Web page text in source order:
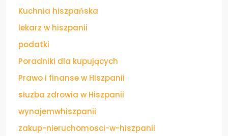
Kuchnia hiszpańska
lekarz w hiszpanii
podatki
Poradniki dla kupujących
Prawo i finanse w Hiszpanii
słuzba zdrowia w Hiszpanii
wynajemwhiszpanii
zakup-nieruchomosci-w-hiszpanii